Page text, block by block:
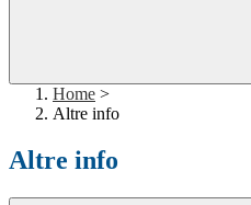
Home >
Altre info
Altre info